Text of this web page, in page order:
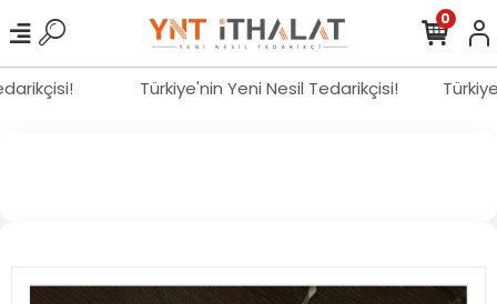
Türkiye'nin Yeni Nesil Tedarikçisi!
0